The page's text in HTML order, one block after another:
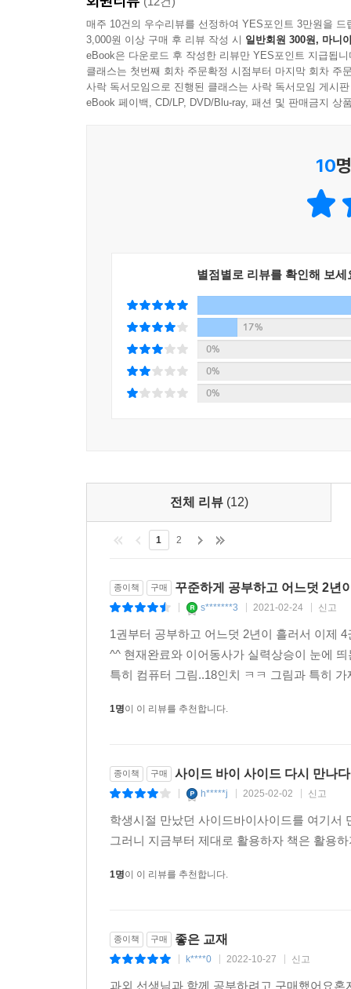
Infinitives
Review: Present Perfect and Present Perfect
Continuous Tenses
Discussing Recreation Preferences
Discussing Preparations for Event
Describing Consequences of Being Late
Discussing Feelings
Describing Accomplishments
9. Two-Word Verbs: Separable
Inseparable
Asking for and Giving Advice
School Assignments
Making Plans by Telephone
Talking About Important People in Your Life
10. Connectors:
And . . . Too
And . . . Either
So, But, Either
Asking for and Giving Reasons
Referring People to Someone Else
Discussing Opinions
Appendix Listening Scripts
Irregular Verbs
매주 10건의 우수리뷰를 선정하여 YES포인트 3만원을 드
3,000원 이상 구매 후 리뷰 작성 시 일반회원 300원, 마니
eBook은 다운로드 후 작성한 리뷰만 YES포인트 지급됩니
클래스는 첫번째 회차 주문확정 시점부터 마지막 회차 주
사락 독서모임으로 진행된 클래스는 사락 독서모임 게시
eBook 페이백, CD/LP, DVD/Blu-ray, 패션 및 판매금지 상
10
별점별로 리뷰를 확인해 보세
17%
0%
0%
0%
전체 리뷰 (12)
1 2
종이책 구매 꾸준하게 공부하고 어느덧 2년
s*******3 2021-02-24 신고
1권부터 공부하고 어느덧 2년이 흘러서 이제
^^ 현재완료와 이어동사가 실력상승이 눈에
특히 컴퓨터 그림..18인치 ㅋㅋ 그림과 특히
1명이 이 리뷰를 추천합니다.
종이책 구매 사이드 바이 사이드 다시 만나
h*****j 2025-02-02 신고
학생시절 만났던 사이드바이사이드를 여기서
그러니 지금부터 제대로 활용하자 책은 활용
1명이 이 리뷰를 추천합니다.
종이책 구매 좋은 교재
k****0 2022-10-27 신고
과외 선생님과 함께 공부하려고 구매했어요